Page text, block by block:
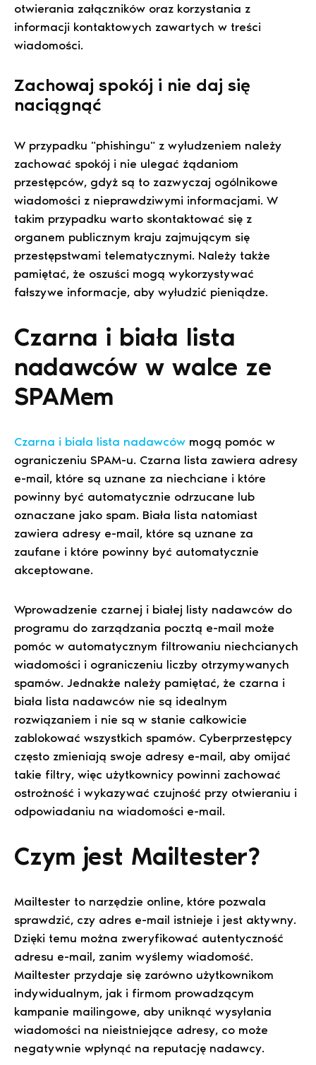
otwierania załączników oraz korzystania z
informacji kontaktowych zawartych w treści
wiadomości.
Zachowaj spokój i nie daj się
naciągnąć
W przypadku "phishingu" z wyłudzeniem należy
zachować spokój i nie ulegać żądaniom
przestępców, gdyż są to zazwyczaj ogólnikowe
wiadomości z nieprawdziwymi informacjami. W
takim przypadku warto skontaktować się z
organem publicznym kraju zajmującym się
przestępstwami telematycznymi. Należy także
pamiętać, że oszuści mogą wykorzystywać
fałszywe informacje, aby wyłudzić pieniądze.
Czarna i biała lista
nadawców w walce ze
SPAMem
Czarna i biała lista nadawców mogą pomóc w
ograniczeniu SPAM-u. Czarna lista zawiera adresy
e-mail, które są uznane za niechciane i które
powinny być automatycznie odrzucane lub
oznaczane jako spam. Biała lista natomiast
zawiera adresy e-mail, które są uznane za
zaufane i które powinny być automatycznie
akceptowane.
Wprowadzenie czarnej i białej listy nadawców do
programu do zarządzania pocztą e-mail może
pomóc w automatycznym filtrowaniu niechcianych
wiadomości i ograniczeniu liczby otrzymywanych
spamów. Jednakże należy pamiętać, że czarna i
biała lista nadawców nie są idealnym
rozwiązaniem i nie są w stanie całkowicie
zablokować wszystkich spamów. Cyberprzestępcy
często zmieniają swoje adresy e-mail, aby omijać
takie filtry, więc użytkownicy powinni zachować
ostrożność i wykazywać czujność przy otwieraniu i
odpowiadaniu na wiadomości e-mail.
Czym jest Mailtester?
Mailtester to narzędzie online, które pozwala
sprawdzić, czy adres e-mail istnieje i jest aktywny.
Dzięki temu można zweryfikować autentyczność
adresu e-mail, zanim wyślemy wiadomość.
Mailtester przydaje się zarówno użytkownikom
indywidualnym, jak i firmom prowadzącym
kampanie mailingowe, aby uniknąć wysyłania
wiadomości na nieistniejące adresy, co może
negatywnie wpłynąć na reputację nadawcy.